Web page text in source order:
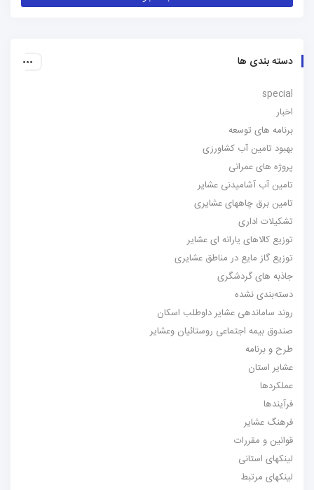
دسته بندی ها
special
اخبار
برنامه های توسعه
بهبود تامین آب کشاورزی
پروژه های عمرانی
تامین آب آشامیدنی عشایر
تامین برق چاههای عشایری
تشکیلات اداری
توزیع کالاهای یارانه ای عشایر
توزیع گاز مایع در مناطق عشایری
جاذبه های گردشگری
دسته‌بندی نشده
روند ساماندهی عشایر داوطلب اسکان
صندوق بیمه اجتماعی روستائیان وعشایر
طرح و برنامه
عشایر استان
عملکردها
فرآیندها
فرهنگ عشایر
قوانین و مقررات
لینکهای استانی
لینکهای مرتبط